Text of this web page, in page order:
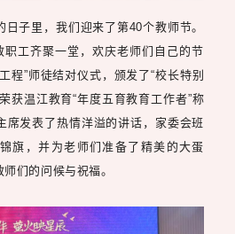
日子里，我们迎来了第40个教师节。
工齐聚一堂，欢庆老师们自己的节
程”师徒结对仪式，颁发了“校长特别
获温江教育“年度五育教育工作者”称
席发表了热情洋溢的讲话，家委会班
旗，并为老师们准备了精美的大蛋
们的问候与祝福。